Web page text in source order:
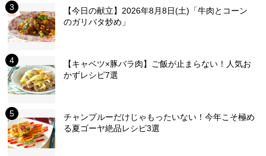
【今日の献立】2026年8月8日(土)「牛肉とコーン
のガリバタ炒め」
【キャベツ×豚バラ肉】ご飯が止まらない！人気お
かずレシピ7選
チャンプルーだけじゃもったいない！今年こそ極め
る夏ゴーヤ絶品レシピ3選